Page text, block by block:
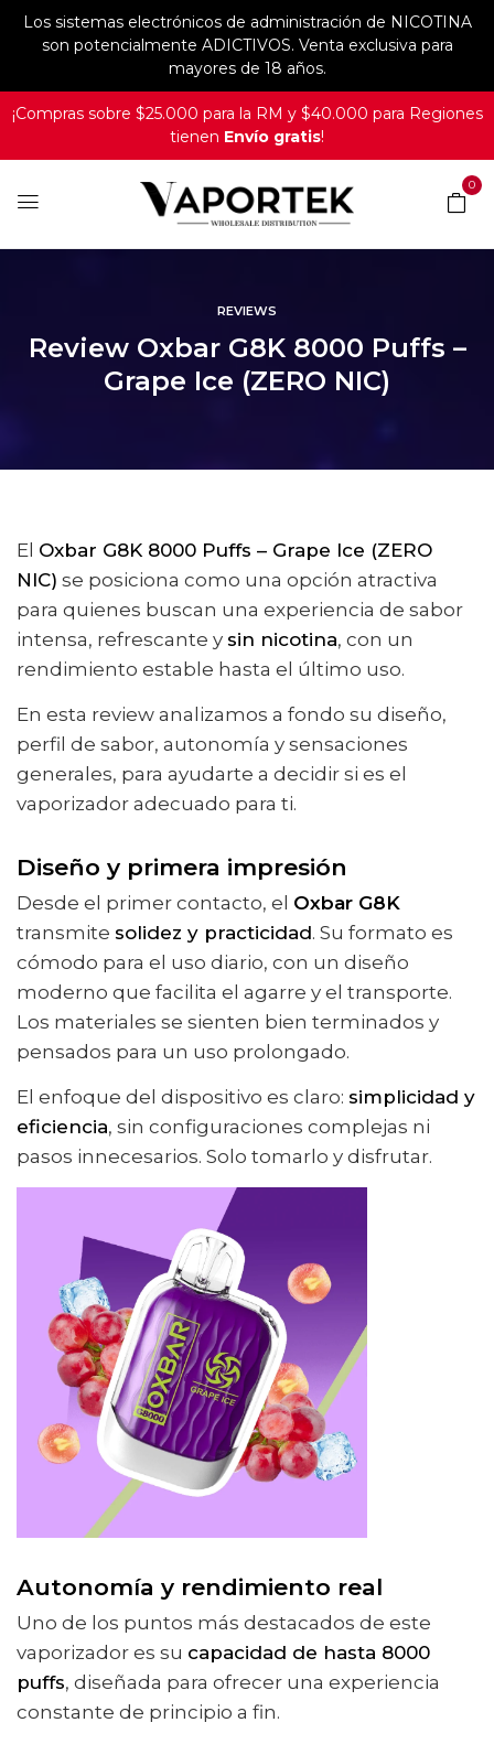
Los sistemas electrónicos de administración de NICOTINA
son potencialmente ADICTIVOS. Venta exclusiva para
mayores de 18 años.
¡Compras sobre $25.000 para la RM y $40.000 para Regiones
tienen Envío gratis!
0
REVIEWS
Review Oxbar G8K 8000 Puffs –
Grape Ice (ZERO NIC)
El Oxbar G8K 8000 Puffs – Grape Ice (ZERO
NIC) se posiciona como una opción atractiva
para quienes buscan una experiencia de sabor
intensa, refrescante y sin nicotina, con un
rendimiento estable hasta el último uso.
En esta review analizamos a fondo su diseño,
perfil de sabor, autonomía y sensaciones
generales, para ayudarte a decidir si es el
vaporizador adecuado para ti.
Diseño y primera impresión
Desde el primer contacto, el Oxbar G8K
transmite solidez y practicidad. Su formato es
cómodo para el uso diario, con un diseño
moderno que facilita el agarre y el transporte.
Los materiales se sienten bien terminados y
pensados para un uso prolongado.
El enfoque del dispositivo es claro: simplicidad y
eficiencia, sin configuraciones complejas ni
pasos innecesarios. Solo tomarlo y disfrutar.
Autonomía y rendimiento real
Uno de los puntos más destacados de este
vaporizador es su capacidad de hasta 8000
puffs, diseñada para ofrecer una experiencia
constante de principio a fin.